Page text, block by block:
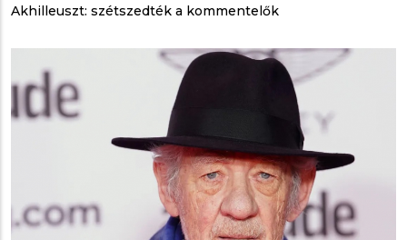
Akhilleuszt: szétszedték a kommentelők